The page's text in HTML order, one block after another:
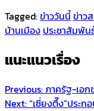
Tagged:ข่าววันนี้ข่าว
บ้านเมือง ประชาสัมพัน
แนะแนวเรื่อง
Previous:ภาครัฐ-เอ
Next:“เซี่ยงตึ๊ง”ประก